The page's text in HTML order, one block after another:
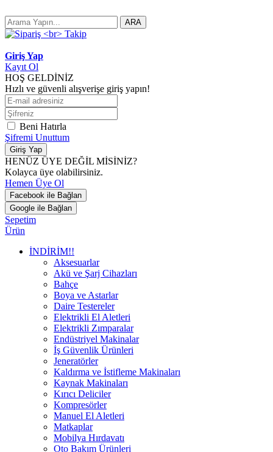
ARA
Giriş Yap
Kayıt Ol
HOŞ GELDİNİZ
Hızlı ve güvenli alışverişe giriş yapın!
Beni Hatırla
Şifremi Unuttum
Giriş Yap
HENÜZ ÜYE DEĞİL MİSİNİZ?
Kolayca üye olabilirsiniz.
Hemen Üye Ol
Facebook ile Bağlan
Google ile Bağlan
Sepetim
Ürün
İNDİRİM!!
Aksesuarlar
Akü ve Şarj Cihazları
Bahçe
Boya ve Astarlar
Daire Testereler
Elektrikli El Aletleri
Elektrikli Zımparalar
Endüstriyel Makinalar
İş Güvenlik Ürünleri
Jeneratörler
Kaldırma ve İstifleme Makinaları
Kaynak Makinaları
Kırıcı Deliciler
Kompresörler
Manuel El Aletleri
Matkaplar
Mobilya Hırdavatı
Oto Bakım Ürünleri